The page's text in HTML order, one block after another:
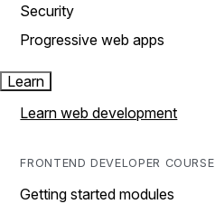
Security
Progressive web apps
Learn
Learn web development
FRONTEND DEVELOPER COURSE
Getting started modules